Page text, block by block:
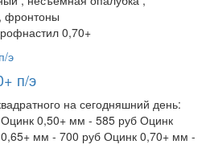
фронтоны
0,70+
п/э
на сегодняшний день:
0,50+ мм - 585 руб Оцинк
мм - 700 руб Оцинк 0,70+ мм -